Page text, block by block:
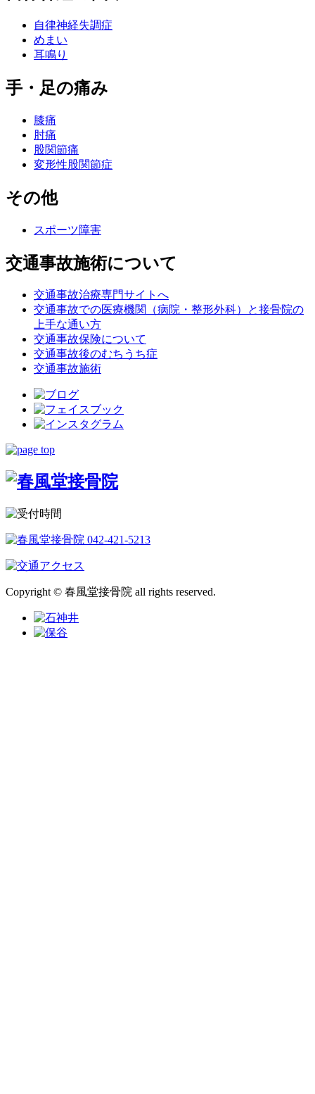
自律神経失調症
めまい
耳鳴り
手・足の痛み
膝痛
肘痛
股関節痛
変形性股関節症
その他
スポーツ障害
交通事故施術について
交通事故治療専門サイトへ
交通事故での医療機関（病院・整形外科）と接骨院の
上手な通い方
交通事故保険について
交通事故後のむちうち症
交通事故施術
Copyright © 春風堂接骨院 all rights reserved.